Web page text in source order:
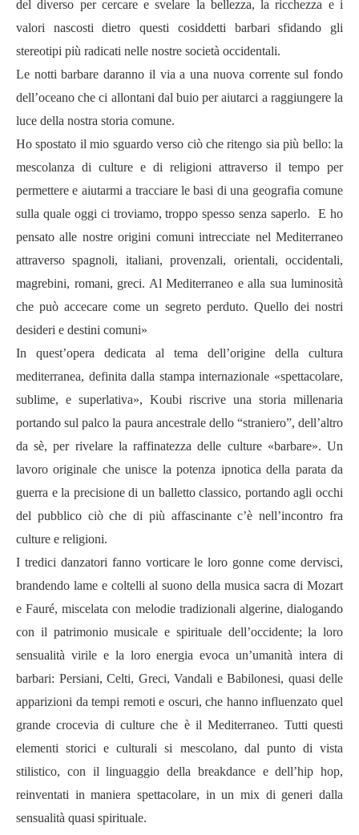
del diverso per cercare e svelare la bellezza, la ricchezza e i
valori nascosti dietro questi cosiddetti barbari sfidando gli
stereotipi più radicati nelle nostre società occidentali.
Le notti barbare daranno il via a una nuova corrente sul fondo
dell’oceano che ci allontani dal buio per aiutarci a raggiungere la
luce della nostra storia comune.
Ho spostato il mio sguardo verso ciò che ritengo sia più bello: la
mescolanza di culture e di religioni attraverso il tempo per
permettere e aiutarmi a tracciare le basi di una geografia comune
sulla quale oggi ci troviamo, troppo spesso senza saperlo. E ho
pensato alle nostre origini comuni intrecciate nel Mediterraneo
attraverso spagnoli, italiani, provenzali, orientali, occidentali,
magrebini, romani, greci. Al Mediterraneo e alla sua luminosità
che può accecare come un segreto perduto. Quello dei nostri
desideri e destini comuni»
In quest’opera dedicata al tema dell’origine della cultura
mediterranea, definita dalla stampa internazionale «spettacolare,
sublime, e superlativa», Koubi riscrive una storia millenaria
portando sul palco la paura ancestrale dello “straniero”, dell’altro
da sè, per rivelare la raffinatezza delle culture «barbare». Un
lavoro originale che unisce la potenza ipnotica della parata da
guerra e la precisione di un balletto classico, portando agli occhi
del pubblico ciò che di più affascinante c’è nell’incontro fra
culture e religioni.
I tredici danzatori fanno vorticare le loro gonne come dervisci,
brandendo lame e coltelli al suono della musica sacra di Mozart
e Fauré, miscelata con melodie tradizionali algerine, dialogando
con il patrimonio musicale e spirituale dell’occidente; la loro
sensualità virile e la loro energia evoca un’umanità intera di
barbari: Persiani, Celti, Greci, Vandali e Babilonesi, quasi delle
apparizioni da tempi remoti e oscuri, che hanno influenzato quel
grande crocevia di culture che è il Mediterraneo. Tutti questi
elementi storici e culturali si mescolano, dal punto di vista
stilistico, con il linguaggio della breakdance e dell’hip hop,
reinventati in maniera spettacolare, in un mix di generi dalla
sensualità quasi spirituale.